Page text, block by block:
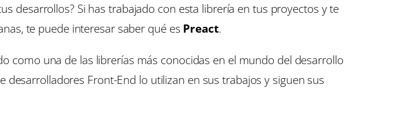
desarrollos? Si has trabajado con esta librería en tus proyectos y te
te puede interesar saber qué es Preact.
como una de las librerías más conocidas en el mundo del desarrollo
Front-End lo utilizan en sus trabajos y siguen sus